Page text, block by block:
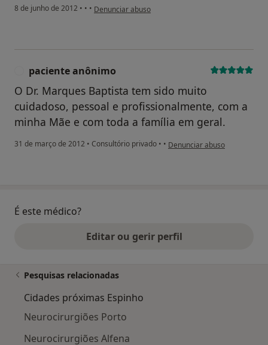
8 de junho de 2012 • • • na opinião do utilizador paciente anônimo
Denunciar abuso
paciente anônimo
O Dr. Marques Baptista tem sido muito
cuidadoso, pessoal e profissionalmente, com a
minha Mãe e com toda a família em geral.
31 de março de 2012 • Consultório privado • • na opinião do utilizador
Denunciar abuso
É este médico?
Editar ou gerir perfil
Pesquisas relacionadas
Cidades próximas Espinho
Neurocirurgiões Porto
Neurocirurgiões Alfena